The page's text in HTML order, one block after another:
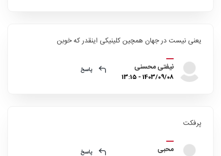
یعنی نیست در جهان همچین کلینیکی اینقدر که خوبن
نیفتی محسنی
1403/09/08 - 13:15
پاسخ
پرفکت
محبی پاسخ